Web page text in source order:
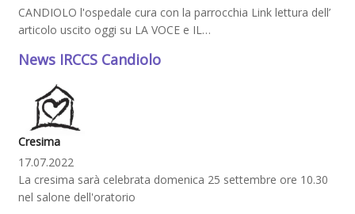
CANDIOLO l'ospedale cura con la parrocchia Link lettura dell’
articolo uscito oggi su LA VOCE e IL…
News IRCCS Candiolo
Cresima
17.07.2022
La cresima sarà celebrata domenica 25 settembre ore 10.30
nel salone dell'oratorio